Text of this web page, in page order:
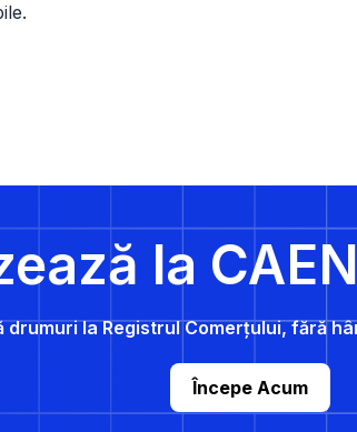
la
drumuri la Registrul Comerțului, fără
Începe Acum